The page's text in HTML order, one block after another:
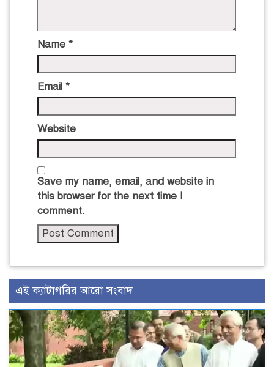
Name *
Email *
Website
Save my name, email, and website in
this browser for the next time I
comment.
এই ক্যাটাগরির আরো সংবাদ